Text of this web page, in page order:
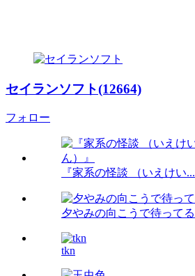
セイランソフト(12664)
フォロー
『家系の怪談 （いえけい...
夕やみの向こうで待ってる
tkn